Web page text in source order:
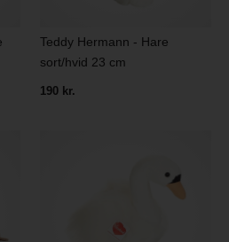
Teddy Hermann - Hare
sort/hvid 23 cm
190 kr.